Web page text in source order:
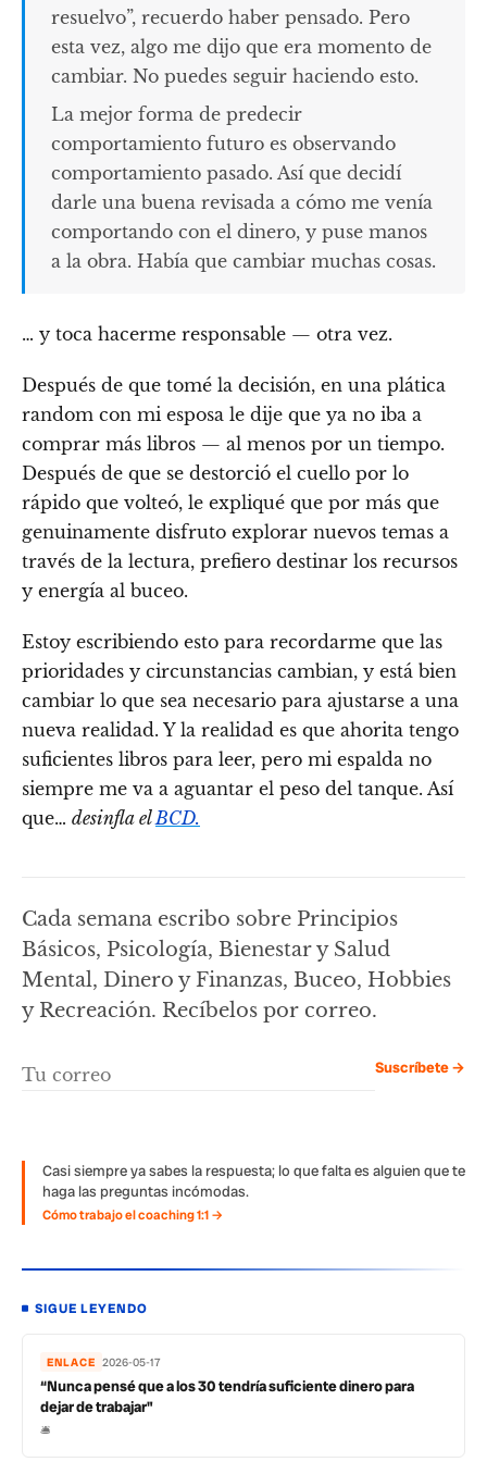
resuelvo”, recuerdo haber pensado. Pero
esta vez, algo me dijo que era momento de
cambiar. No puedes seguir haciendo esto.
La mejor forma de predecir
comportamiento futuro es observando
comportamiento pasado. Así que decidí
darle una buena revisada a cómo me venía
comportando con el dinero, y puse manos
a la obra. Había que cambiar muchas cosas.
… y toca hacerme responsable — otra vez.
Después de que tomé la decisión, en una plática
random con mi esposa le dije que ya no iba a
comprar más libros — al menos por un tiempo.
Después de que se destorció el cuello por lo
rápido que volteó, le expliqué que por más que
genuinamente disfruto explorar nuevos temas a
través de la lectura, prefiero destinar los recursos
y energía al buceo.
Estoy escribiendo esto para recordarme que las
prioridades y circunstancias cambian, y está bien
cambiar lo que sea necesario para ajustarse a una
nueva realidad. Y la realidad es que ahorita tengo
suficientes libros para leer, pero mi espalda no
siempre me va a aguantar el peso del tanque. Así
que… desinfla elBCD.
Cada semana escribo sobre Principios
Básicos, Psicología, Bienestar y Salud
Mental, Dinero y Finanzas, Buceo, Hobbies
y Recreación. Recíbelos por correo.
Suscríbete →
Casi siempre ya sabes la respuesta; lo que falta es alguien que te
haga las preguntas incómodas.
Cómo trabajo el coaching 1:1 →
SIGUE LEYENDO
ENLACE 2026-05-17
“Nunca pensé que a los 30 tendría suficiente dinero para
dejar de trabajar"
🛎️